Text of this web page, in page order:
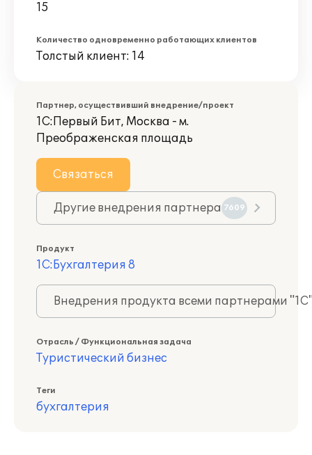
15
Количество одновременно работающих клиентов
Толстый клиент: 14
Партнер, осуществивший внедрение/проект
1С:Первый Бит, Москва - м.
Преображенская площадь
Связаться
Другие внедрения партнера 7609
Продукт
1С:Бухгалтерия 8
Внедрения продукта всеми партнерами
Отрасль / Функциональная задача
Туристический бизнес
Теги
бухгалтерия